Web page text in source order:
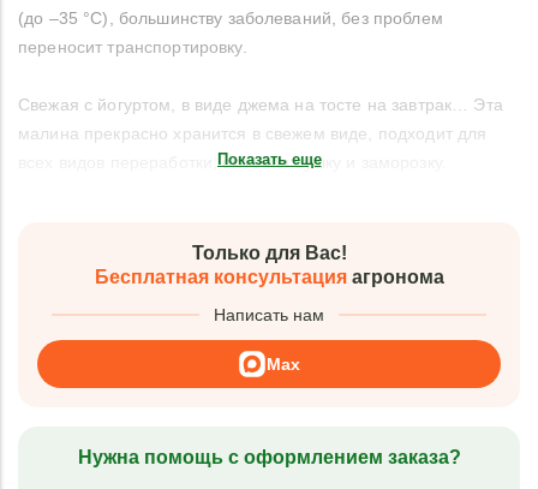
(до –35 °C), большинству заболеваний, без проблем
переносит транспортировку.
Свежая с йогуртом, в виде джема на тосте на завтрак… Эта
малина прекрасно хранится в свежем виде, подходит для
всех видов переработки, включая сушку и заморозку.
Показать еще
Только для Вас!
Бесплатная консультацияагронома
Написать нам
Max
Нужна помощь с оформлением заказа?